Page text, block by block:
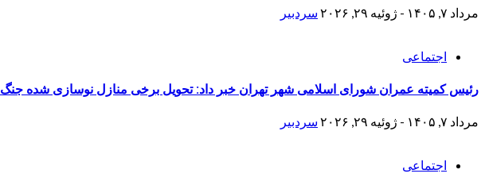
مرداد ۷, ۱۴۰۵ - ژوئیه ۲۹, ۲۰۲۶ سردبیر
اجتماعی
رئیس کمیته عمران شورای اسلامی شهر تهران خبر داد: تحویل برخی منازل نوسازی شده جنگ ۱۲ روزه در تهران تا پایان سال
مرداد ۷, ۱۴۰۵ - ژوئیه ۲۹, ۲۰۲۶ سردبیر
اجتماعی